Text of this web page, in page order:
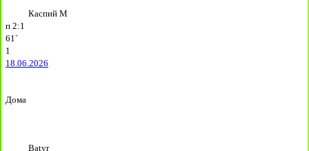
Каспий М
п 2:1
61`
1
18.06.2026
Дома
Batyr